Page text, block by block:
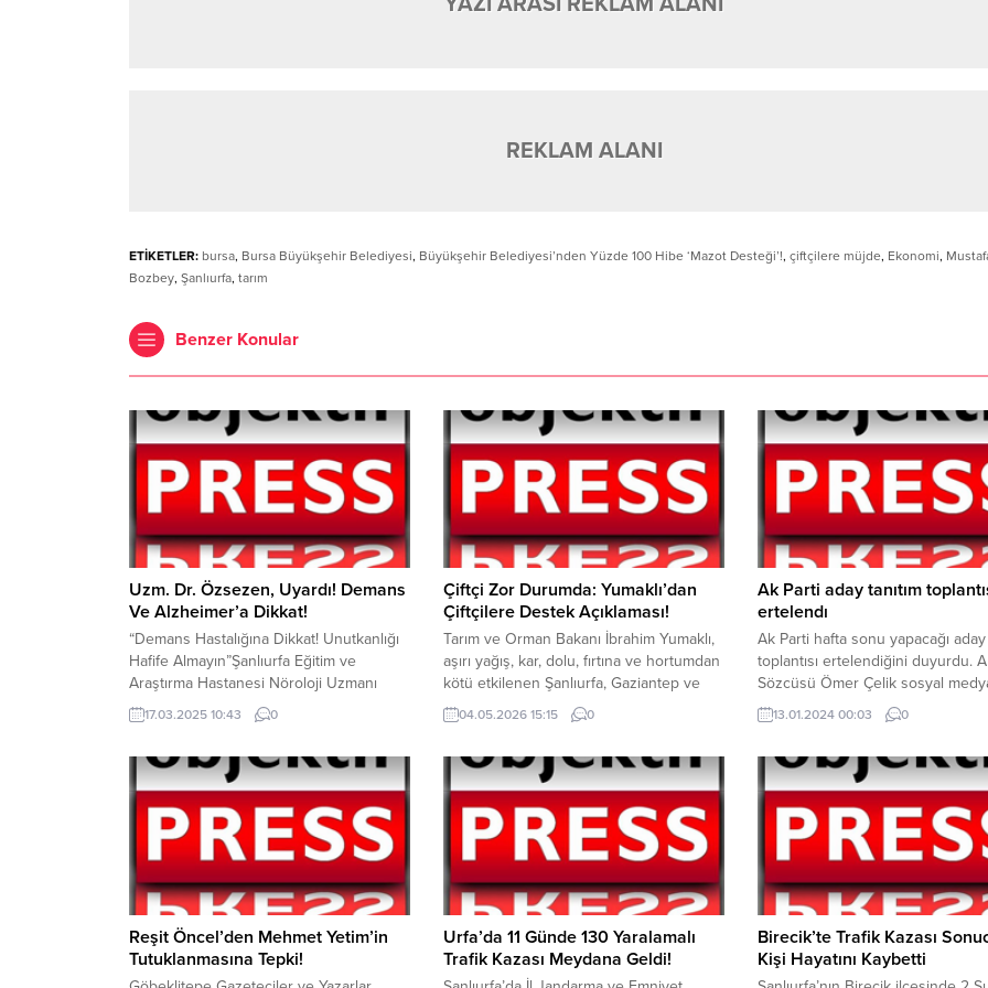
REKLAM ALANI
ETİKETLER: bursa, Bursa Büyükşehir Belediyesi, Büyükşehir Belediyesi’nden Yüzde 100 Hibe ‘Mazot Desteği’!, çiftçilere müjde, Ekonomi,
Bozbey, Şanlıurfa, tarım
Benzer Konular
Uzm. Dr. Özsezen, Uyardı! Demans
Ve Alzheimer’a Dikkat!
“Demans Hastalığına Dikkat! Unutkanlığı
Hafife Almayın”Şanlıurfa Eğitim ve
Araştırma Hastanesi Nöroloji Uzmanı
Uzm. Dr. Eda Özsezen, demans
hastalığıhakkında önemli bilgiler verdi.
bilişsel yetilerin zayıflamasıylaseyreden
bir hastalık olduğunu belirten Dr.
Özsezen, bunun yaşlanmanın doğal bir
süreci olmadığınınaltını çizdi. Alzheimer,
Demansın En Yaygın Nedeni Demansın,
birçok farklı...
17.03.2025 10:43 0
Çiftçi Zor Durumda: Yumaklı’dan
Çiftçilere Destek Açıklaması!
Tarım ve Orman Bakanı İbrahim Yumaklı,
aşırı yağış, kar, dolu, fırtına ve hortumdan
kötü etkilenen Şanlıurfa, Gaziantep ve
Adıyaman’da TARSİM ekipleri tarafından
hasar tespit çalışmalarının başlatıldığını
Yumaklı, sosyal medya hesabından
yapmış olduğu paylaşımda, Şanlıurfa,
Gaziantep ve Adıyaman başta olmak
üzere yurdun çeşitli bölgelerinde
meydana...
04.05.2026 15:15 0
Ak Parti aday tanıtım
ertelendı
Ak Parti hafta sonu yapacağı aday
toplantısı ertelendiğini duyurdu.
Sözcüsü Ömer Çelik sosyal
hesabından yaptığı açıklamada,
günü AK Parti aday tanıtım
kuzeyinde şehit olan
iptal edildiğini duyurdu.
13.01.2024 00:03 0
Reşit Öncel’den Mehmet Yetim’in
Tutuklanmasına Tepki!
Urfa’da 11 Günde 130 Yaralamalı
Trafik Kazası Meydana Geldi!
Birecik’te Trafik Kazası
Kişi Hayatını Kaybetti